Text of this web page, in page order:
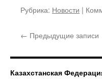
Рубрика: Новости |
← Предыдущие записи
Казахстанская